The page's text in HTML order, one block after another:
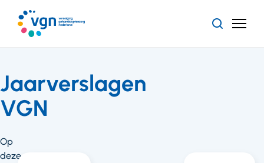
naar
hoofdinhoud
ZoekenMenu
Jaarverslagen
VGN
Op
deze